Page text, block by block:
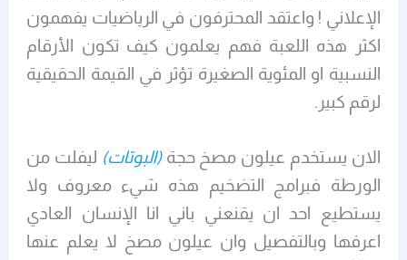
الإعلاني ! واعتقد المحترفون في الرياضيات يفهمون
اكثر هذه اللعبة فهم يعلمون كيف تكون الأرقام
النسبية او المئوية الصغيرة تؤثر في القيمة الحقيقية
لرقم كبير.
الان يستخدم عيلون مصخ حجة(البوتات) ليفلت من
الورطة فبرامج التضخيم هذه شيء معروف ولا
يستطيع احد ان يقنعني باني انا الإنسان العادي
اعرفها وبالتفصيل وان عيلون مصخ لا يعلم عنها